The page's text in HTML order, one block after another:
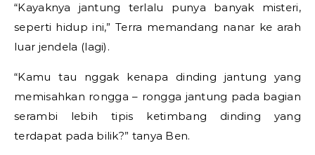
“Kayaknya jantung terlalu punya banyak misteri,
seperti hidup ini,” Terra memandang nanar ke arah
luar jendela (lagi).
“Kamu tau nggak kenapa dinding jantung yang
memisahkan rongga – rongga jantung pada bagian
serambi lebih tipis ketimbang dinding yang
terdapat pada bilik?” tanya Ben.